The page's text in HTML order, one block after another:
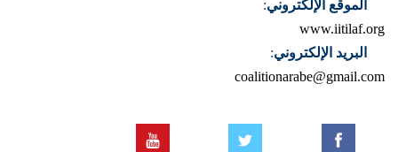
الموقع الإلكتروني:
www.iitilaf.org
البريد الإلكتروني:
coalitionarabe@gmail.com